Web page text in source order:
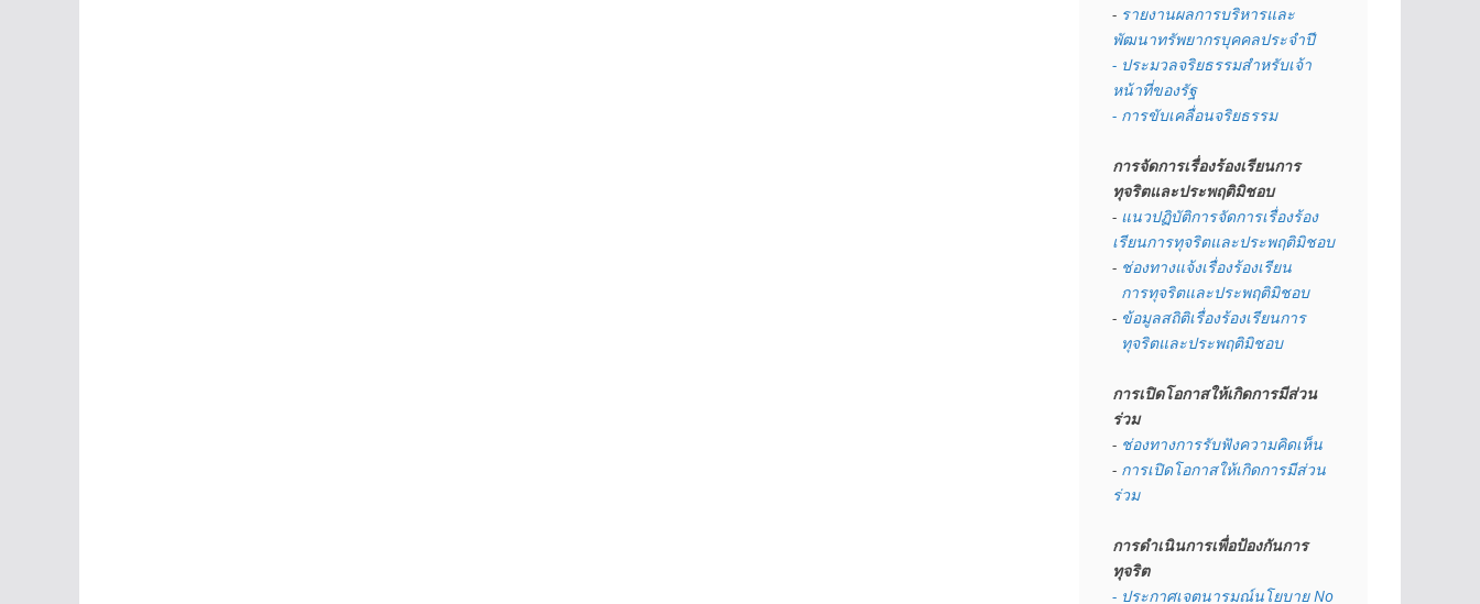
- รายงานผลการบริหารและ
พัฒนาทรัพยากรบุคคลประจำปี
- ประมวลจริยธรรมสำหรับเจ้า
หน้าที่ของรัฐ
- การขับเคลื่อนจริยธรรม
การจัดการเรื่องร้องเรียนการ
ทุจริตและประพฤติมิชอบ
- แนวปฏิบัติการจัดการเรื่องร้อง
เรียนการทุจริตและประพฤติมิชอบ
- ช่องทางแจ้งเรื่องร้องเรียน
  การทุจริตและประพฤติมิชอบ
- ข้อมูลสถิติเรื่องร้องเรียนการ
  ทุจริตและประพฤติมิชอบ
การเปิดโอกาสให้เกิดการมีส่วน
ร่วม
- ช่องทางการรับฟังความคิดเห็น
- การเปิดโอกาสให้เกิดการมีส่วน
ร่วม
การดำเนินการเพื่อป้องกันการ
ทุจริต
- ประกาศเจตนารมณ์นโยบาย No